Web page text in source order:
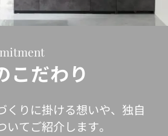
こだわり
くりに掛ける想いや、独自
てご紹介します。